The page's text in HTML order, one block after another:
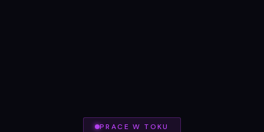
PRACE W TOKU